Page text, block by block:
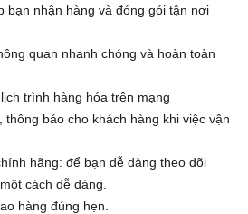
bạn nhận hàng và đóng gói tận nơi
quan nhanh chóng và hoàn toàn
trình hàng hóa trên mạng
thông báo cho khách hàng khi việc vận
hãng: để bạn dễ dàng theo dõi
cách dễ dàng.
hàng đúng hẹn.